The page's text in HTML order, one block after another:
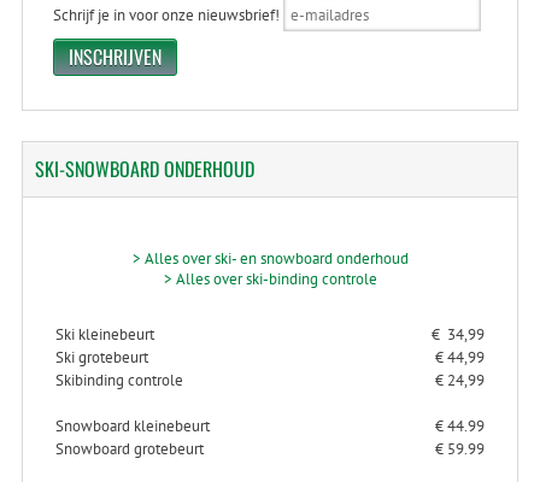
Schrijf je in voor onze nieuwsbrief!
SKI-SNOWBOARDONDERHOUD
> Alles over ski- en snowboard onderhoud
> Alles over ski-binding controle
Ski kleinebeurt
€ 34,99
Ski grotebeurt
€ 44,99
Skibinding controle
€ 24,99
Snowboard kleinebeurt
€ 44.99
Snowboard grotebeurt
€ 59.99